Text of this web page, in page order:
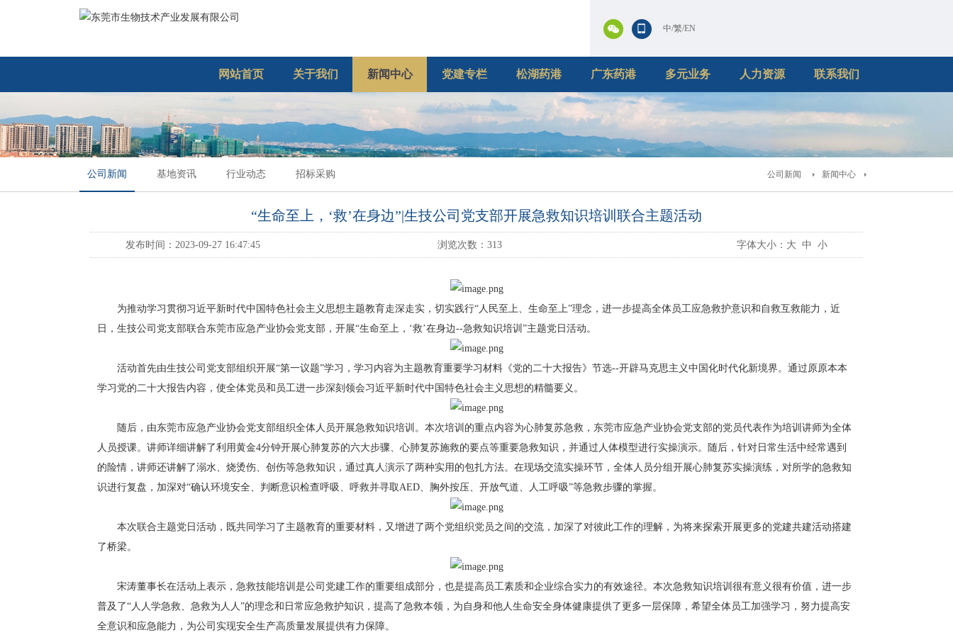
中/繁/EN
网站首页 关于我们 新闻中心 党建专栏 松湖药港 广东药港 多元业务 人力资源 联系我们
公司新闻 基地资讯 行业动态 招标采购 公司新闻 新闻中心
“生命至上，‘救’在身边”|生技公司党支部开展急救知识培训联合主题活动
发布时间：2023-09-27 16:47:45 浏览次数： 313 字体大小： 大 中 小
为推动学习贯彻习近平新时代中国特色社会主义思想主题教育走深走实，切实践行“人民至上、生命至上”理念，进一步提高全体员工应急救护意识和自救互救能力，近
日，生技公司党支部联合东莞市应急产业协会党支部，开展“生命至上，‘救’在身边--急救知识培训”主题党日活动。
活动首先由生技公司党支部组织开展“第一议题”学习，学习内容为主题教育重要学习材料《党的二十大报告》节选--开辟马克思主义中国化时代化新境界。通过原原本本
学习党的二十大报告内容，使全体党员和员工进一步深刻领会习近平新时代中国特色社会主义思想的精髓要义。
随后，由东莞市应急产业协会党支部组织全体人员开展急救知识培训。本次培训的重点内容为心肺复苏急救，东莞市应急产业协会党支部的党员代表作为培训讲师为全体
人员授课。讲师详细讲解了利用黄金4分钟开展心肺复苏的六大步骤、心肺复苏施救的要点等重要急救知识，并通过人体模型进行实操演示。随后，针对日常生活中经常遇到
的险情，讲师还讲解了溺水、烧烫伤、创伤等急救知识，通过真人演示了两种实用的包扎方法。在现场交流实操环节，全体人员分组开展心肺复苏实操演练，对所学的急救知
识进行复盘，加深对“确认环境安全、判断意识检查呼吸、呼救并寻取AED、胸外按压、开放气道、人工呼吸”等急救步骤的掌握。
本次联合主题党日活动，既共同学习了主题教育的重要材料，又增进了两个党组织党员之间的交流，加深了对彼此工作的理解，为将来探索开展更多的党建共建活动搭建
了桥梁。
宋涛董事长在活动上表示，急救技能培训是公司党建工作的重要组成部分，也是提高员工素质和企业综合实力的有效途径。本次急救知识培训很有意义很有价值，进一步
普及了“人人学急救、急救为人人”的理念和日常应急救护知识，提高了急救本领，为自身和他人生命安全身体健康提供了更多一层保障，希望全体员工加强学习，努力提高安
全意识和应急能力，为公司实现安全生产高质量发展提供有力保障。